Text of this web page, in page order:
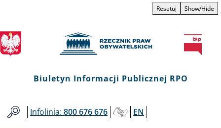
menu
głównego
treści
informacji
o
kontakcie
mapy
serwisu
Informacji
Publicznej
RPO
Resetuj Show/Hide
Biuletyn Informacji Publicznej RPO
Infolinia: 800 676 676 EN